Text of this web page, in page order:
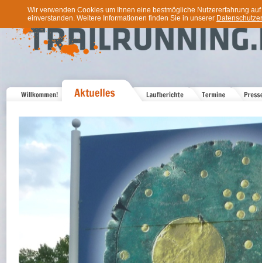
Wir verwenden Cookies um Ihnen eine bestmögliche Nutzererfahrung
einverstanden. Weitere Informationen finden Sie in unserer